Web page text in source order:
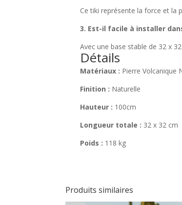
Ce tiki représente la force et la
3. Est-il facile à installer
Avec une base stable de 32 x
Détails
Matériaux : Pierre Volcanique
Finition : Naturelle
Hauteur : 100cm
Longueur totale : 32 x 32 cm
Poids : 118 kg
Produits similaires